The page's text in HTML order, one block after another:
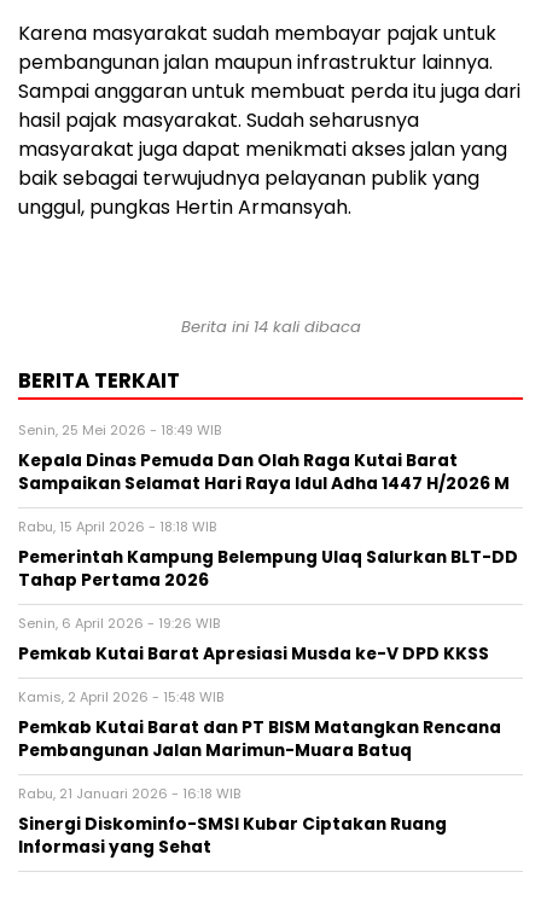
Karena masyarakat sudah membayar pajak untuk
pembangunan jalan maupun infrastruktur lainnya.
Sampai anggaran untuk membuat perda itu juga dari
hasil pajak masyarakat. Sudah seharusnya
masyarakat juga dapat menikmati akses jalan yang
baik sebagai terwujudnya pelayanan publik yang
unggul, pungkas Hertin Armansyah.
Berita ini 14 kali dibaca
BERITA TERKAIT
Senin, 25 Mei 2026 - 18:49 WIB
Kepala Dinas Pemuda Dan Olah Raga Kutai Barat
Sampaikan Selamat Hari Raya Idul Adha 1447 H/2026 M
Rabu, 15 April 2026 - 18:18 WIB
Pemerintah Kampung Belempung Ulaq Salurkan BLT-DD
Tahap Pertama 2026
Senin, 6 April 2026 - 19:26 WIB
Pemkab Kutai Barat Apresiasi Musda ke-V DPD KKSS
Kamis, 2 April 2026 - 15:48 WIB
Pemkab Kutai Barat dan PT BISM Matangkan Rencana
Pembangunan Jalan Marimun-Muara Batuq
Rabu, 21 Januari 2026 - 16:18 WIB
Sinergi Diskominfo-SMSI Kubar Ciptakan Ruang
Informasi yang Sehat